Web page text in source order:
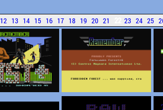
12 13 14 15 16 17 18 19 20 21 23 24 25